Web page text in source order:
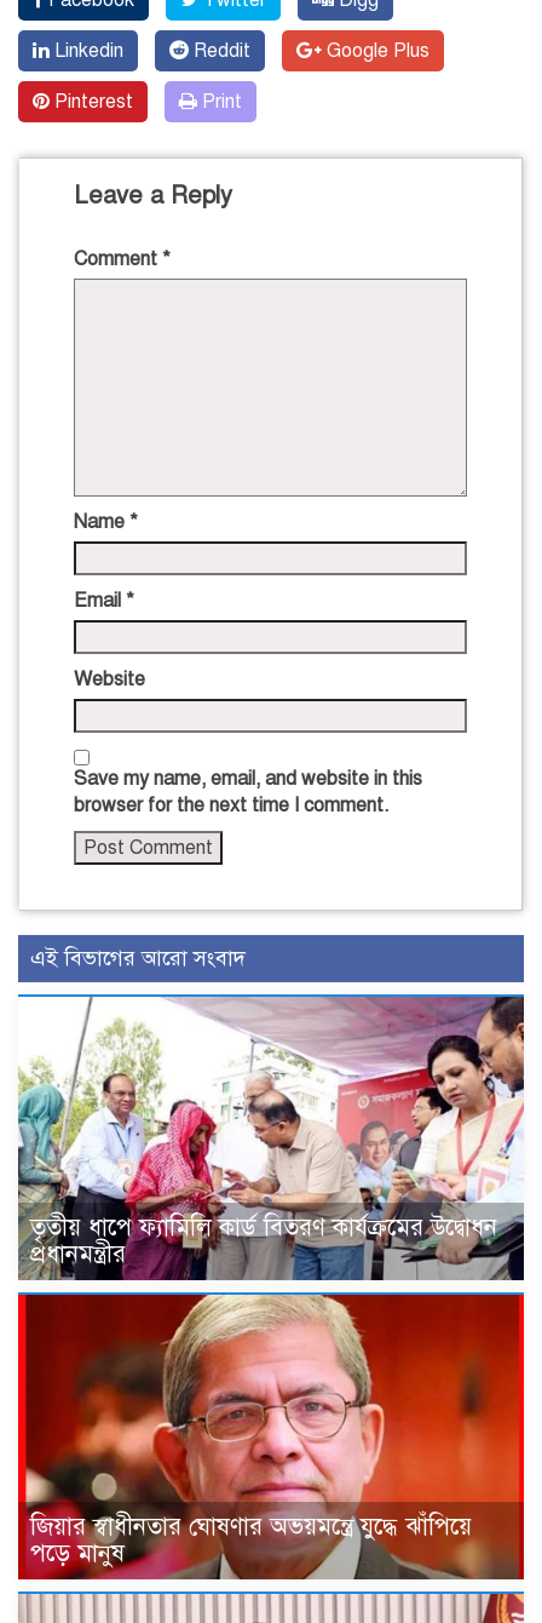
Linkedin Reddit Google Plus
Pinterest Print
Leave a Reply
Comment *
Name *
Email *
Website
Save my name, email, and website in this
browser for the next time I comment.
এই বিভাগের আরো সংবাদ
তৃতীয় ধাপে ফ্যামিলি কার্ড বিতরণ কার্যক্রমের উদ্বোধন
প্রধানমন্ত্রীর
জিয়ার স্বাধীনতার ঘোষণার অভয়মন্ত্রে যুদ্ধে ঝাঁপিয়ে
পড়ে মানুষ